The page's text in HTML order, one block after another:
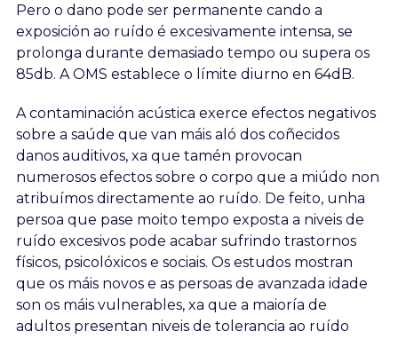
Pero o dano pode ser permanente cando a
exposición ao ruído é excesivamente intensa, se
prolonga durante demasiado tempo ou supera os
85db. A OMS establece o límite diurno en 64dB.
A contaminación acústica exerce efectos negativos
sobre a saúde que van máis aló dos coñecidos
danos auditivos, xa que tamén provocan
numerosos efectos sobre o corpo que a miúdo non
atribuímos directamente ao ruído. De feito, unha
persoa que pase moito tempo exposta a niveis de
ruído excesivos pode acabar sufrindo trastornos
físicos, psicolóxicos e sociais. Os estudos mostran
que os máis novos e as persoas de avanzada idade
son os máis vulnerables, xa que a maioría de
adultos presentan niveis de tolerancia ao ruído